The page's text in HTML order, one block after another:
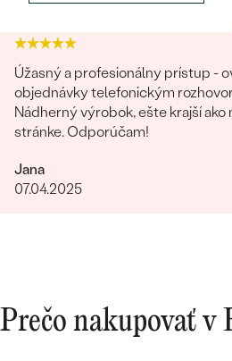
Bestsellery
Úžasný a profesionálny prístup -
objednávky telefonickým
Nádherný výrobok, ešte krajší ako
stránke. Odporúčam!
Jana
07.04.2025
Prečo nakupovať v